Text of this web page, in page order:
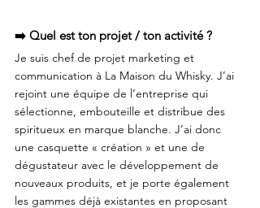
➡️ Quel est ton projet / ton activité ?
Je suis chef de projet marketing et
communication à La Maison du Whisky. J’ai
rejoint une équipe de l’entreprise qui
sélectionne, embouteille et distribue des
spiritueux en marque blanche. J’ai donc
une casquette « création » et une de
dégustateur avec le développement de
nouveaux produits, et je porte également
les gammes déjà existantes en proposant